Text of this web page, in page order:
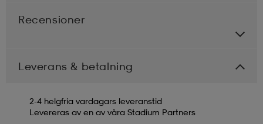
Recensioner
Leverans & betalning
2-4 helgfria vardagars leveranstid
Levereras av en av våra Stadium Partners